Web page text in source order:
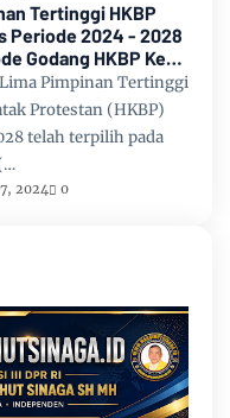
Tertinggi HKBP
Periode 2024 - 2028
Godang HKBP Ke
Pimpinan Tertinggi
Protestan (HKBP)
telah terpilih pada
2024 0